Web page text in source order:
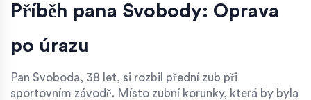
Příběh pana Svobody: Oprava
po úrazu
Pan Svoboda, 38 let, si rozbil přední zub při
sportovním závodě. Místo zubní korunky, která by byla